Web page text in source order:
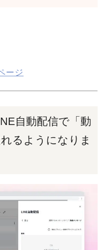
ージ
自動配信で「動
るようになりま